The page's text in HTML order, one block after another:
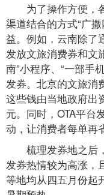
为了操作方便，各
渠道结合的方式“广
益。例如，云南除了
发放文旅消费券和文
南”小程序、“一部手
发券。北京的文旅消
这些钱由当地政府出
元。同时，OTA平台
动，让消费者每单再
梳理发券地之后
发券热情较为高涨，
等地均从四五月份起